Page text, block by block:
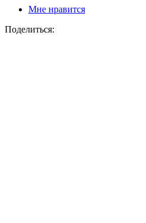
Мне нравится
Поделиться: